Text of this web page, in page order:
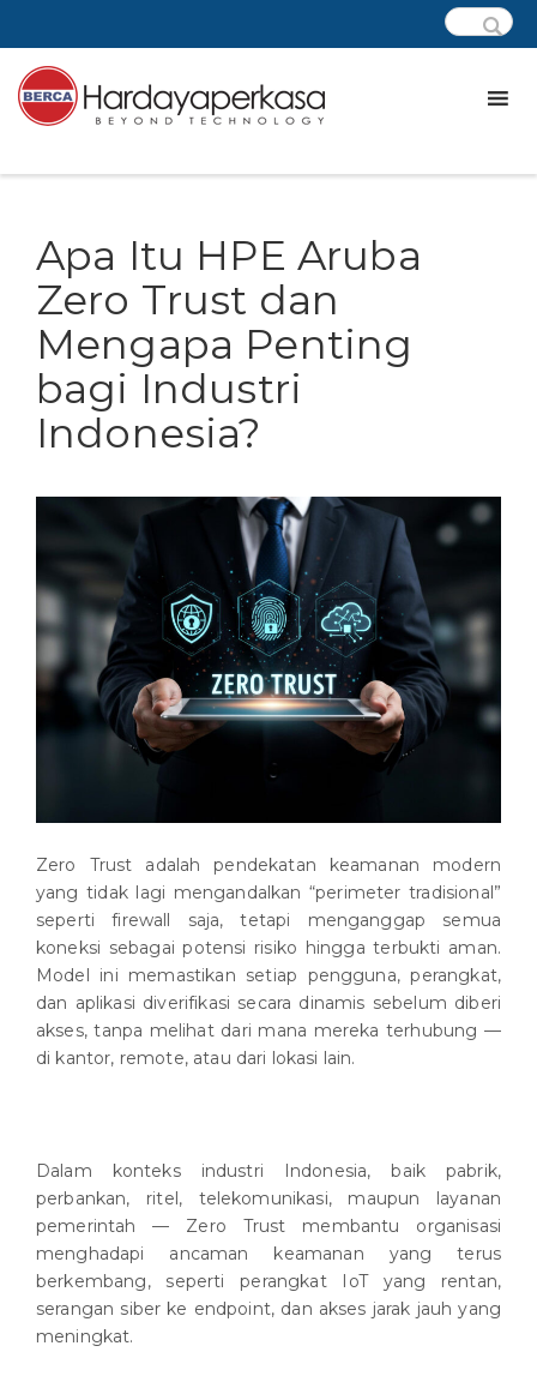
Apa Itu HPE Aruba
Zero Trust dan
Mengapa Penting
bagi Industri
Indonesia?
Zero Trust adalah pendekatan keamanan modern
yang tidak lagi mengandalkan “perimeter tradisional”
seperti firewall saja, tetapi menganggap semua
koneksi sebagai potensi risiko hingga terbukti aman.
Model ini memastikan setiap pengguna, perangkat,
dan aplikasi diverifikasi secara dinamis sebelum diberi
akses, tanpa melihat dari mana mereka terhubung —
di kantor, remote, atau dari lokasi lain.
Dalam konteks industri Indonesia, baik pabrik,
perbankan, ritel, telekomunikasi, maupun layanan
pemerintah — Zero Trust membantu organisasi
menghadapi ancaman keamanan yang terus
berkembang, seperti perangkat IoT yang rentan,
serangan siber ke endpoint, dan akses jarak jauh yang
meningkat.